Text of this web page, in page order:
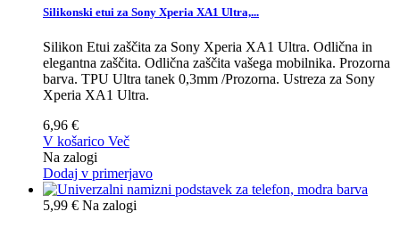
Silikonski etui za Sony Xperia XA1 Ultra,...
Silikon Etui zaščita za Sony Xperia XA1 Ultra. Odlična in
elegantna zaščita. Odlična zaščita vašega mobilnika. Prozorna
barva. TPU Ultra tanek 0,3mm /Prozorna. Ustreza za Sony
Xperia XA1 Ultra.
6,96 €
V košarico Več
Na zalogi
Dodaj v primerjavo
5,99 € Na zalogi